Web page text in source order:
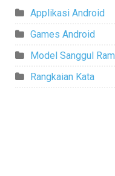
Applikasi Android
Games Android
Model Sanggul
Rangkaian Kata